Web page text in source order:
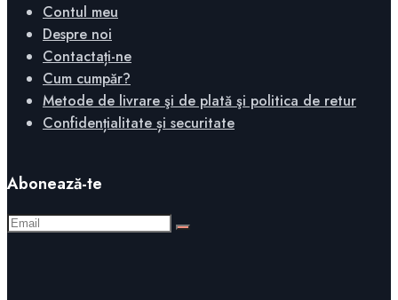
Contul meu
Despre noi
Contactați-ne
Cum cumpăr?
Metode de livrare şi de plată şi politica de retur
Confidențialitate și securitate
Abonează-te